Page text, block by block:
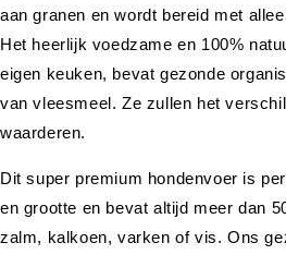
aan granen en wordt bereid met
Het heerlijk voedzame en 100%
eigen keuken, bevat gezonde
van vleesmeel. Ze zullen het
waarderen.
Dit super premium hondenvoer is
en grootte en bevat altijd meer dan
zalm, kalkoen, varken of vis. Ons